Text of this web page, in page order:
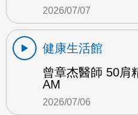
2026/07/07
健康生活館
曾章杰醫師 50肩
AM
2026/07/06